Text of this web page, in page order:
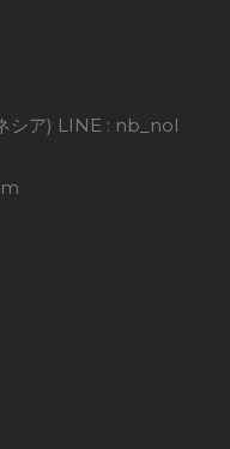
シア) LINE : nb_nol